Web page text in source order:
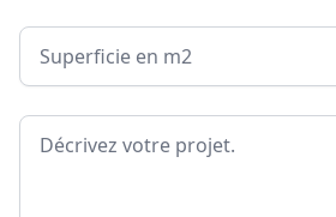
Surface
Message